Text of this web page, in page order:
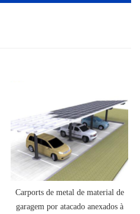
Carports de metal de material de
garagem por atacado anexados à